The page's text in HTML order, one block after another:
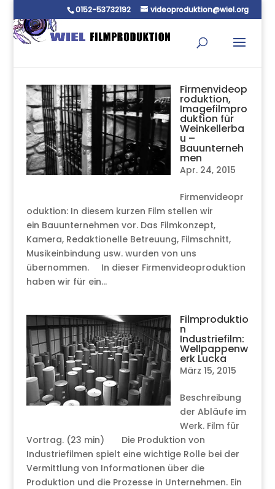
0152-53732192 videoproduktion@wiel.org
Firmenvideop
roduktion,
Imagefilmpro
duktion für
Weinkellerba
u –
Bauunterneh
men
Apr. 24, 2015
Firmenvideopr
oduktion: In diesem kurzen Film stellen wir
ein Bauunternehmen vor. Das Filmkonzept,
Kamera, Redaktionelle Betreuung, Filmschnitt,
Musikeinbindung usw. wurden von uns
übernommen. In dieser Firmenvideoproduktion
haben wir für ein...
Filmproduktio
n
Industriefilm:
Wellpappenw
erk Lucka
März 15, 2015
Beschreibung
der Abläufe im
Werk. Film für
Vortrag. (23 min) Die Produktion von
Industriefilmen spielt eine wichtige Rolle bei der
Vermittlung von Informationen über die
Produktion und die Prozesse in Unternehmen. Ein